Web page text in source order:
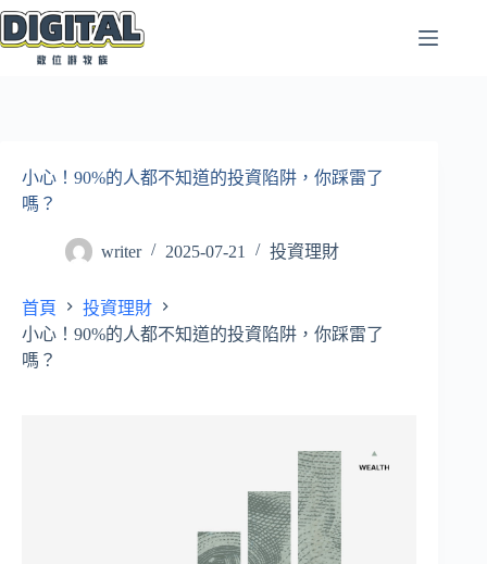
跳
至
小心！90%的人都不知道的投資陷阱，你踩雷了
嗎？
writer 2025-07-21 投資理財
首頁
投資理財
小心！90%的人都不知道的投資陷阱，你踩雷了
嗎？